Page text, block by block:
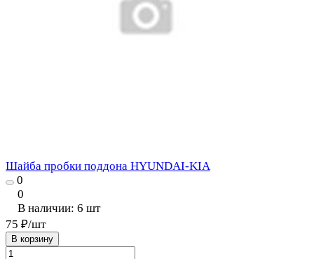
Шайба пробки поддона HYUNDAI-KIA
0
0
В наличии: 6 шт
75 ₽/шт
В корзину